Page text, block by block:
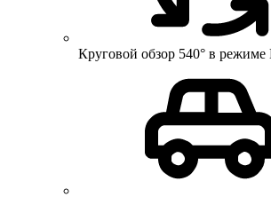
Круговой обзор 540° в режиме